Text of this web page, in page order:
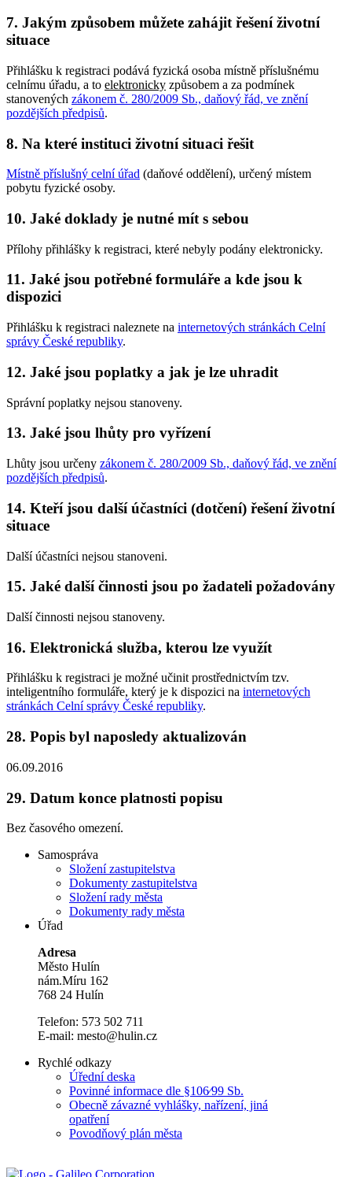
7. Jakým způsobem můžete zahájit řešení životní
situace
Přihlášku k registraci podává fyzická osoba místně příslušnému
celnímu úřadu, a to elektronicky způsobem a za podmínek
stanovených zákonem č. 280/2009 Sb., daňový řád, ve znění
pozdějších předpisů.
8. Na které instituci životní situaci řešit
Místně příslušný celní úřad (daňové oddělení), určený místem
pobytu fyzické osoby.
10. Jaké doklady je nutné mít s sebou
Přílohy přihlášky k registraci, které nebyly podány elektronicky.
11. Jaké jsou potřebné formuláře a kde jsou k
dispozici
Přihlášku k registraci naleznete na internetových stránkách Celní
správy České republiky.
12. Jaké jsou poplatky a jak je lze uhradit
Správní poplatky nejsou stanoveny.
13. Jaké jsou lhůty pro vyřízení
Lhůty jsou určeny zákonem č. 280/2009 Sb., daňový řád, ve znění
pozdějších předpisů.
14. Kteří jsou další účastníci (dotčení) řešení životní
situace
Další účastníci nejsou stanoveni.
15. Jaké další činnosti jsou po žadateli požadovány
Další činnosti nejsou stanoveny.
16. Elektronická služba, kterou lze využít
Přihlášku k registraci je možné učinit prostřednictvím tzv.
inteligentního formuláře, který je k dispozici na internetových
stránkách Celní správy České republiky.
28. Popis byl naposledy aktualizován
06.09.2016
29. Datum konce platnosti popisu
Bez časového omezení.
Samospráva
Složení zastupitelstva
Dokumenty zastupitelstva
Složení rady města
Dokumenty rady města
Úřad
Adresa
Město Hulín
nám.Míru 162
768 24 Hulín
Telefon: 573 502 711
E-mail: mesto@hulin.cz
Rychlé odkazy
Úřední deska
Povinné informace dle §106⁄99 Sb.
Obecně závazné vyhlášky, nařízení, jiná
opatření
Povodňový plán města